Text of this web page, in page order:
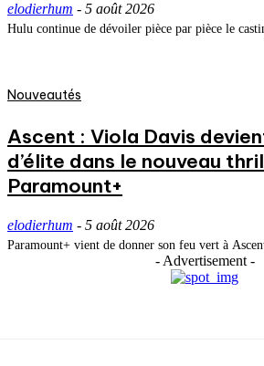
elodierhum - 5 août 2026
Hulu continue de dévoiler pièce par pièce le
Nouveautés
Ascent : Viola Davis
d’élite dans le nouveau
Paramount+
elodierhum - 5 août 2026
Paramount+ vient de donner son feu vert à
- Advertisement -